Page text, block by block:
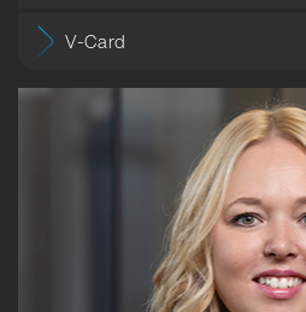
V-Card